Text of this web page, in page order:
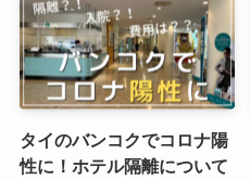
タイのバンコクでコロナ陽
性に！ホテル隔離について